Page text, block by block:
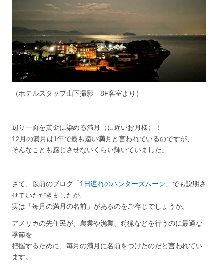
（ホテルスタッフ山下撮影 8F客室より）
辺り一面を黄金に染める満月（に近いお月様）！
12月の満月は1年で最も遠い満月と言われているのですが、
そんなことも感じさせないくらい輝いていました。
さて、以前のブログ 「1日遅れのハンターズムーン」 でも説明さ
せていただきましたが、
実は「毎月の満月の名前」があるのをご存じでしょうか。
アメリカの先住民が、農業や漁業、狩猟などを行うのに最適な
季節を
把握するために、毎月の満月に名前をつけたのだと言われてい
ます。